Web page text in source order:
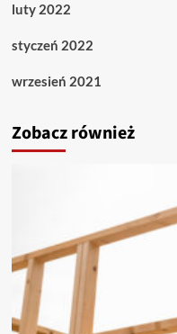
luty 2022
styczeń 2022
wrzesień 2021
Zobacz również